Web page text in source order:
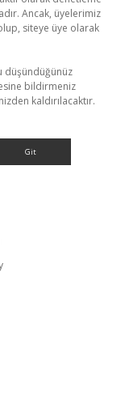
Ancak, üyelerimiz
siteye üye olarak
düşündüğünüz
bildirmeniz
kaldırılacaktır.